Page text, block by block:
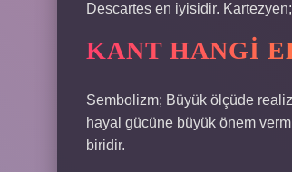
Descartes en iyisidir.
KANT HANGI
Sembolizm; Büyük ölçüde
hayal gücüne büyük önem
biridir.